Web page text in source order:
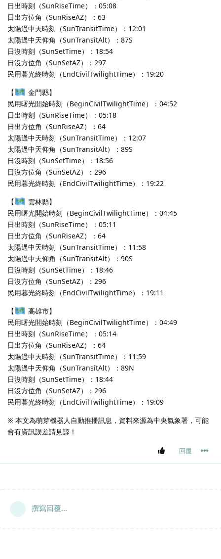
日出時刻（SunRiseTime）：05:08
日出方位角（SunRiseAZ）：63
太陽過中天時刻（SunTransitTime）：12:01
太陽過中天仰角（SunTransitAlt）：87S
日沒時刻（SunSetTime）：18:54
日沒方位角（SunSetAZ）：297
民用暮光終時刻（EndCivilTwilightTime）：19:20
【
金門縣】
民用曙光開始時刻（BeginCivilTwilightTime）：04:52
日出時刻（SunRiseTime）：05:18
日出方位角（SunRiseAZ）：64
太陽過中天時刻（SunTransitTime）：12:07
太陽過中天仰角（SunTransitAlt）：89S
日沒時刻（SunSetTime）：18:56
日沒方位角（SunSetAZ）：296
民用暮光終時刻（EndCivilTwilightTime）：19:22
【
雲林縣】
民用曙光開始時刻（BeginCivilTwilightTime）：04:45
日出時刻（SunRiseTime）：05:11
日出方位角（SunRiseAZ）：64
太陽過中天時刻（SunTransitTime）：11:58
太陽過中天仰角（SunTransitAlt）：90S
日沒時刻（SunSetTime）：18:46
日沒方位角（SunSetAZ）：296
民用暮光終時刻（EndCivilTwilightTime）：19:11
【
高雄市】
民用曙光開始時刻（BeginCivilTwilightTime）：04:49
日出時刻（SunRiseTime）：05:14
日出方位角（SunRiseAZ）：64
太陽過中天時刻（SunTransitTime）：11:59
太陽過中天仰角（SunTransitAlt）：89N
日沒時刻（SunSetTime）：18:44
日沒方位角（SunSetAZ）：296
民用暮光終時刻（EndCivilTwilightTime）：19:09
※ 本文為萌芽機器人自動推播訊息，資料來源為中央氣象署，可能
會有資訊誤差請見諒！
回覆
撰寫回覆...